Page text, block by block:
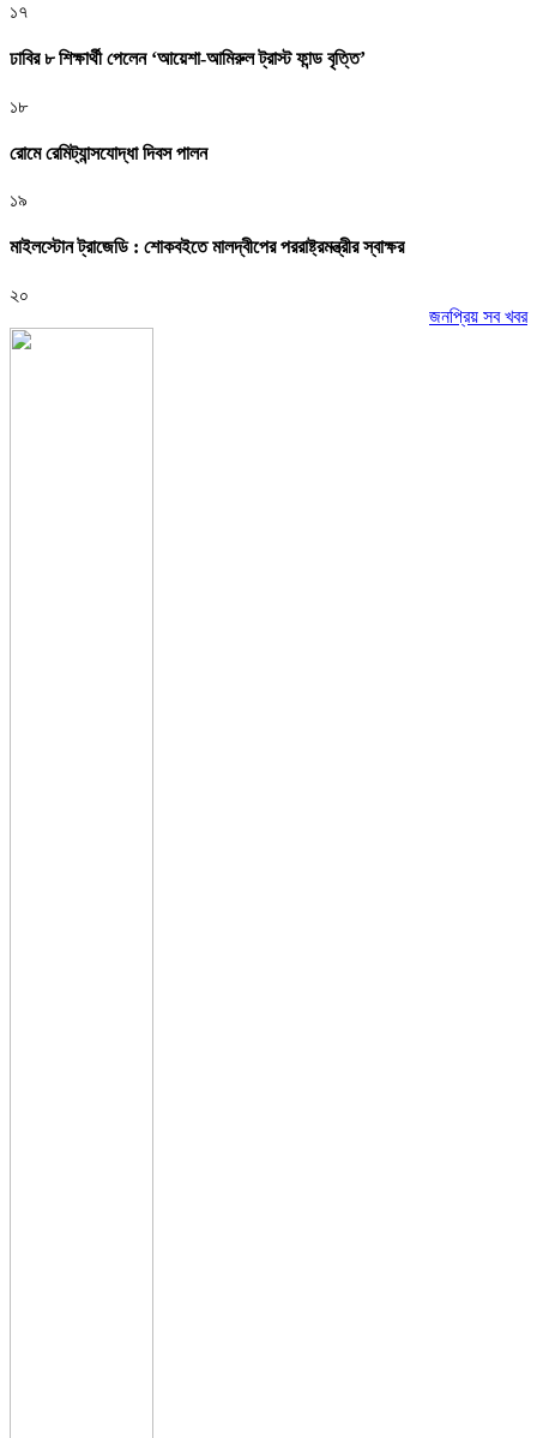
১৭
ঢাবির ৮ শিক্ষার্থী পেলেন ‘আয়েশা-আমিরুল ট্রাস্ট ফান্ড বৃত্তি’
১৮
রোমে রেমিট্যান্সযোদ্ধা দিবস পালন
১৯
মাইলস্টোন ট্রাজেডি : শোকবইতে মালদ্বীপের পররাষ্ট্রমন্ত্রীর স্বাক্ষর
২০
জনপ্রিয় সব খবর